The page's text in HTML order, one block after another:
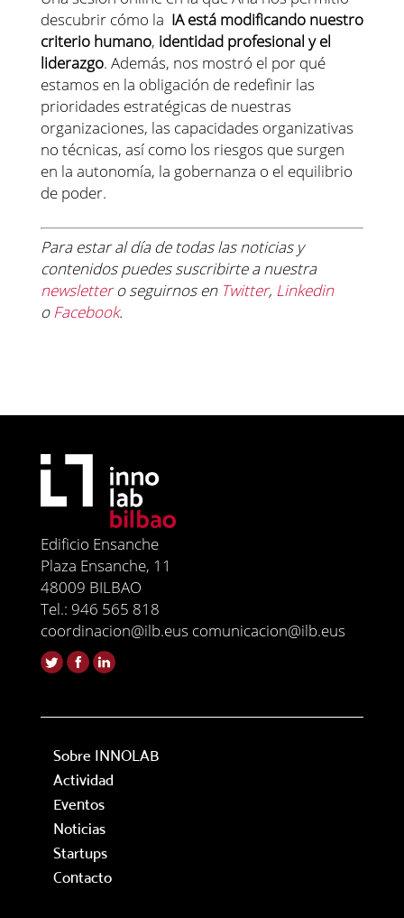
descubrir cómo la IA está modificando nuestro
criterio humano, identidad profesional y el
liderazgo. Además, nos mostró el por qué
estamos en la obligación de redefinir las
prioridades estratégicas de nuestras
organizaciones, las capacidades organizativas
no técnicas, así como los riesgos que surgen
en la autonomía, la gobernanza o el equilibrio
de poder.
Para estar al día de todas las noticias y
contenidospuedes suscribirte a nuestra
newslettero seguirnos en Twitter, Linkedin
oFacebook.
Edificio Ensanche
Plaza Ensanche, 11
48009 BILBAO
Tel.: 946 565 818
coordinacion@ilb.eus comunicacion@ilb.eus
Sobre INNOLAB
Actividad
Eventos
Noticias
Startups
Contacto